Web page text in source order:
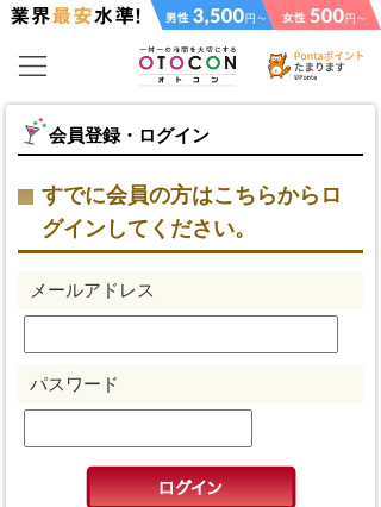
会員登録・ログイン
すでに会員の方はこちらからロ
グインしてください。
メールアドレス
パスワード